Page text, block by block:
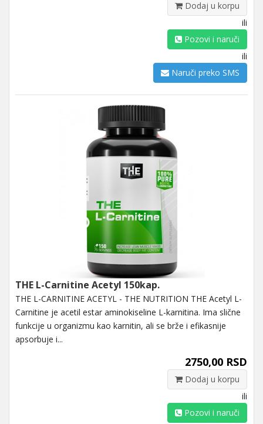
Dodaj u korpu
ili
Pozovi i naruči
ili
Naruči preko SMS
THE L-Carnitine Acetyl 150kap.
THE L-CARNITINE ACETYL - THE NUTRITION THE Acetyl L-
Carnitine je acetil estar aminokiseline L-karnitina. Ima slične
funkcije u organizmu kao karnitin, ali se brže i efikasnije
apsorbuje i...
2750,00 RSD
Dodaj u korpu
ili
Pozovi i naruči